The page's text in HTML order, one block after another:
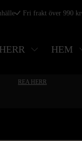
Fri frakt över 990 kr
HERR HEM
REA HERR